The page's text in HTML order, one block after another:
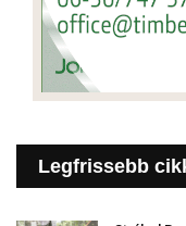
Legfrissebb